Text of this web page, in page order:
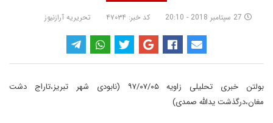
27 سپتامبر 2018 - 20:10 کد خبر: ۴۷۰۳۴ تحریریه آرازنیوز
بولتن خبری تحلیلی زاویه ۹۷/۰۷/۰۵ (نابودی شهر تبریز،تاراج دشت
مغان،درگذشت یدالله صمدی)